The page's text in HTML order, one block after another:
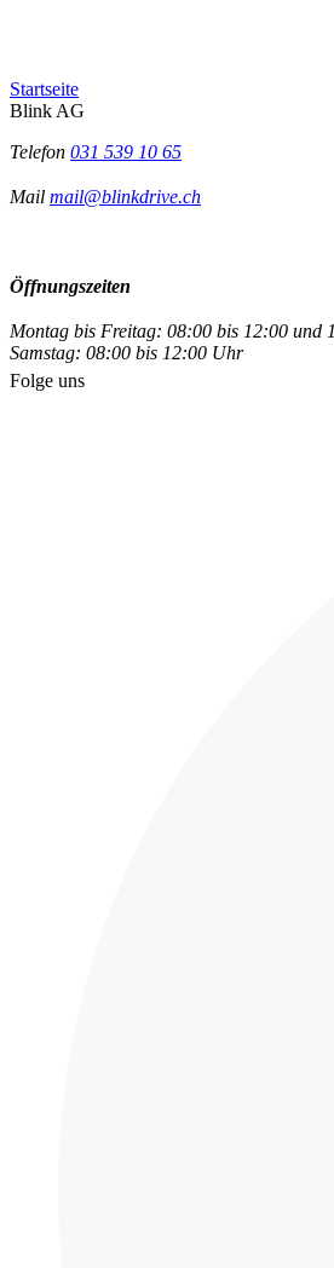
Startseite
Blink AG
Telefon 031 539 10 65
Mail mail@blinkdrive.ch
Öffnungszeiten
Montag bis Freitag: 08:00 bis 12:00 und
Samstag: 08:00 bis 12:00 Uhr
Folge uns